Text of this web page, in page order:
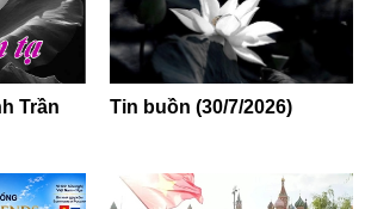
Trần
Tin buồn (30/7/2026)